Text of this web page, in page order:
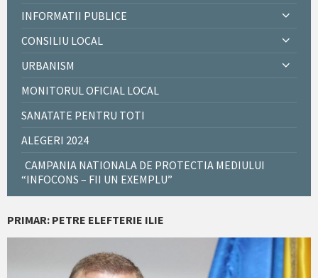
INFORMATII PUBLICE
CONSILIU LOCAL
URBANISM
MONITORUL OFICIAL LOCAL
SANATATE PENTRU TOTI
ALEGERI 2024
CAMPANIA NATIONALA DE PROTECTIA MEDIULUI
“INFOCONS – FII UN EXEMPLU”
PRIMAR: PETRE ELEFTERIE ILIE